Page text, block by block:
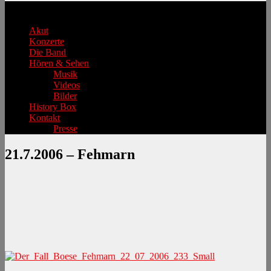
Akut
Konzerte
Die Band
Hören & Sehen
Musik
Videos
Bilder
History Box
Kontakt
Presse
21.7.2006 – Fehmarn